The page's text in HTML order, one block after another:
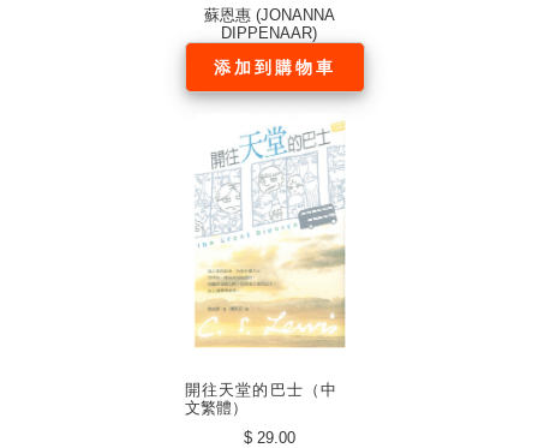
蘇恩惠 (JONANNA
DIPPENAAR)
添加到購物車
開往天堂的巴士（中
文繁體）
$ 29.00